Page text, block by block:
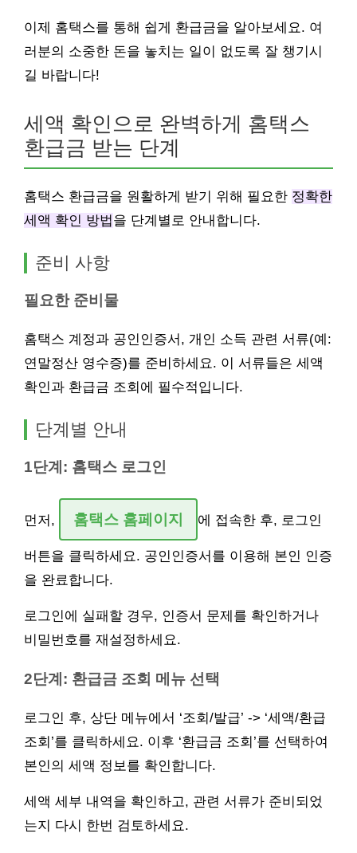
이제 홈택스를 통해 쉽게 환급금을 알아보세요. 여
러분의 소중한 돈을 놓치는 일이 없도록 잘 챙기시
길 바랍니다!
세액 확인으로 완벽하게 홈택스
환급금 받는 단계
홈택스 환급금을 원활하게 받기 위해 필요한 정확한
세액 확인 방법을 단계별로 안내합니다.
준비 사항
필요한 준비물
홈택스 계정과 공인인증서, 개인 소득 관련 서류(예:
연말정산 영수증)를 준비하세요. 이 서류들은 세액
확인과 환급금 조회에 필수적입니다.
단계별 안내
1단계: 홈택스 로그인
먼저, 홈택스 홈페이지 에 접속한 후, 로그인
버튼을 클릭하세요. 공인인증서를 이용해 본인 인증
을 완료합니다.
로그인에 실패할 경우, 인증서 문제를 확인하거나
비밀번호를 재설정하세요.
2단계: 환급금 조회 메뉴 선택
로그인 후, 상단 메뉴에서 ‘조회/발급’ -> ‘세액/환급
조회’를 클릭하세요. 이후 ‘환급금 조회’를 선택하여
본인의 세액 정보를 확인합니다.
세액 세부 내역을 확인하고, 관련 서류가 준비되었
는지 다시 한번 검토하세요.